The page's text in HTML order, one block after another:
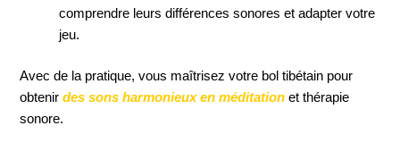
comprendre leurs différences sonores et adapter votre
jeu.
Avec de la pratique, vous maîtrisez votre bol tibétain pour
obtenirdes sons harmonieux en méditationet thérapie
sonore.